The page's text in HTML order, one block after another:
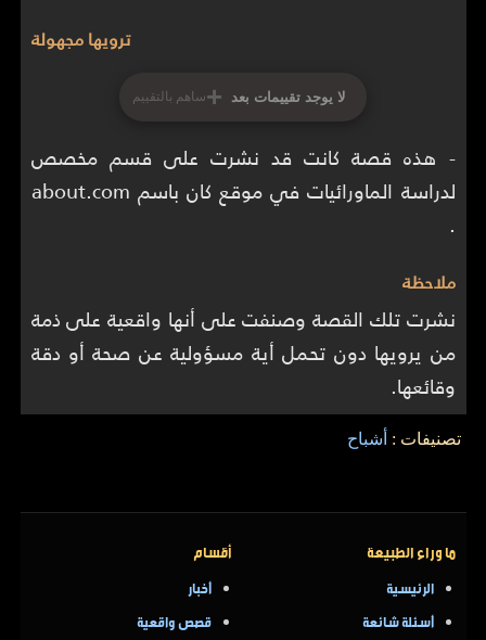
ترويها مجهولة
لا يوجد تقييمات بعد +ساهم بالتقييم
- هذه قصة كانت قد نشرت على قسم مخصص
لدراسة الماورائيات في موقع كان باسم about.com
.
ملاحظة
نشرت تلك القصة وصنفت على أنها واقعية على ذمة
من يرويها دون تحمل أية مسؤولية عن صحة أو دقة
وقائعها.
تصنيفات : أشباح
ما وراء الطبيعة
الرئيسية
أسئلة شائعة
أقسام
أخبار
قصص واقعية